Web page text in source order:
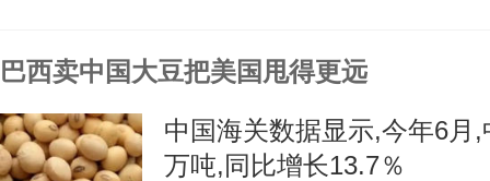
巴西卖中国大豆把美国甩得更远
中国海关数据显示,今年6月
万吨,同比增长13.7％